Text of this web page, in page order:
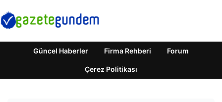
Güncel Haberler Firma Rehberi Forum
Çerez Politikası